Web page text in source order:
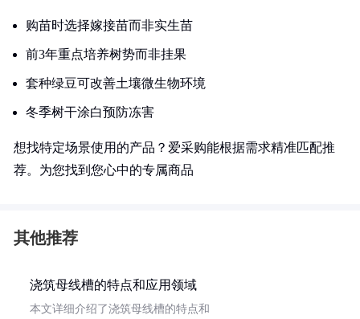
购苗时选择嫁接苗而非实生苗
前3年重点培养树势而非挂果
套种绿豆可改善土壤微生物环境
冬季树干涂白预防冻害
想找特定场景使用的产品？爱采购能根据需求精准匹配推
荐。为您找到您心中的专属商品
其他推荐
浇筑母线槽的特点和应用领域
本文详细介绍了浇筑母线槽的特点和